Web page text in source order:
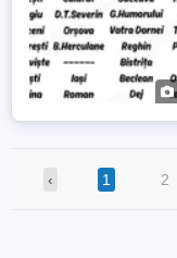
‹ 1 2